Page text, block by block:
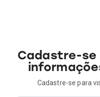
Cadastre-se
Cadastre-se para